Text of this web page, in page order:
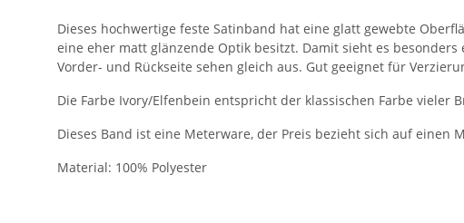
Dieses hochwertige feste Satinband hat eine glatt gewebte
eine eher matt glänzende Optik besitzt. Damit sieht es
Vorder- und Rückseite sehen gleich aus. Gut geeignet für
Die Farbe Ivory/Elfenbein entspricht der klassischen Farbe
Dieses Band ist eine Meterware, der Preis bezieht sich auf
Material: 100% Polyester